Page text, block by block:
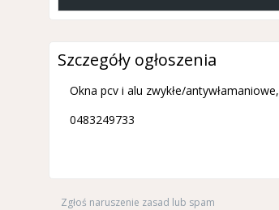
Szczegóły ogłoszenia
Okna pcv i alu zwykłe/
0483249733
Zgłoś naruszenie zasad lub spam